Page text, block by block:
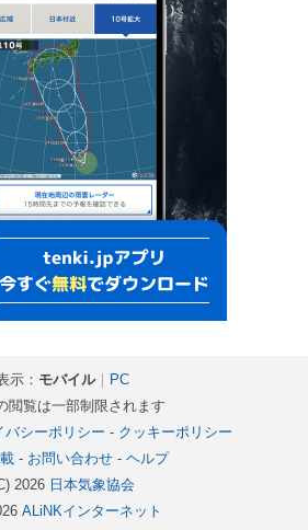
示： モバイル｜
PC
閲覧は一部制限されます
バシーポリシー - クッキーポリシー
- お問い合わせ- ヘルプ
2026 日本気象協会
ALiNKインターネット